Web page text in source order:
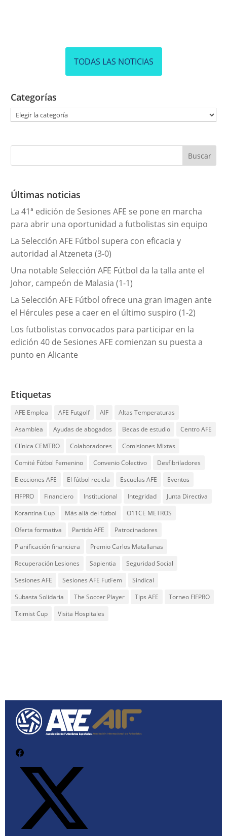
TODAS LAS NOTICIAS
Categorías
a
g
r
a
s
Últimas noticias
La 41ª edición de Sesiones AFE se pone en marcha
para abrir una oportunidad a futbolistas sin equipo
La Selección AFE Fútbol supera con eficacia y
autoridad al Atzeneta (3-0)
Una notable Selección AFE Fútbol da la talla ante el
Johor, campeón de Malasia (1-1)
La Selección AFE Fútbol ofrece una gran imagen ante
el Hércules pese a caer en el último suspiro (1-2)
Los futbolistas convocados para participar en la
edición 40 de Sesiones AFE comienzan su puesta a
punto en Alicante
Etiquetas
AFE Emplea AFE Futgolf AIF
Altas Temperaturas
Asamblea
Ayudas de abogados Becas de estudio
Centro AFE
Clínica CEMTRO
Colaboradores
Comisiones Mixtas
Comité Fútbol Femenino
Convenio Colectivo
Desfibriladores
Elecciones AFE
El fútbol recicla Escuelas AFE
Eventos
FIFPRO
Financiero Institucional Integridad
Junta Directiva
Korantina Cup
Más allá del fútbol
O11CE METROS
Oferta formativa
Partido AFE
Patrocinadores
Planificación financiera
Premio Carlos Matallanas
Recuperación Lesiones
Sapientia
Seguridad Social
Sesiones AFE
Sesiones AFE FutFem
Sindical
Subasta Solidaria
The Soccer Player Tips AFE
Torneo FIFPRO
Tximist Cup
Visita Hospitales